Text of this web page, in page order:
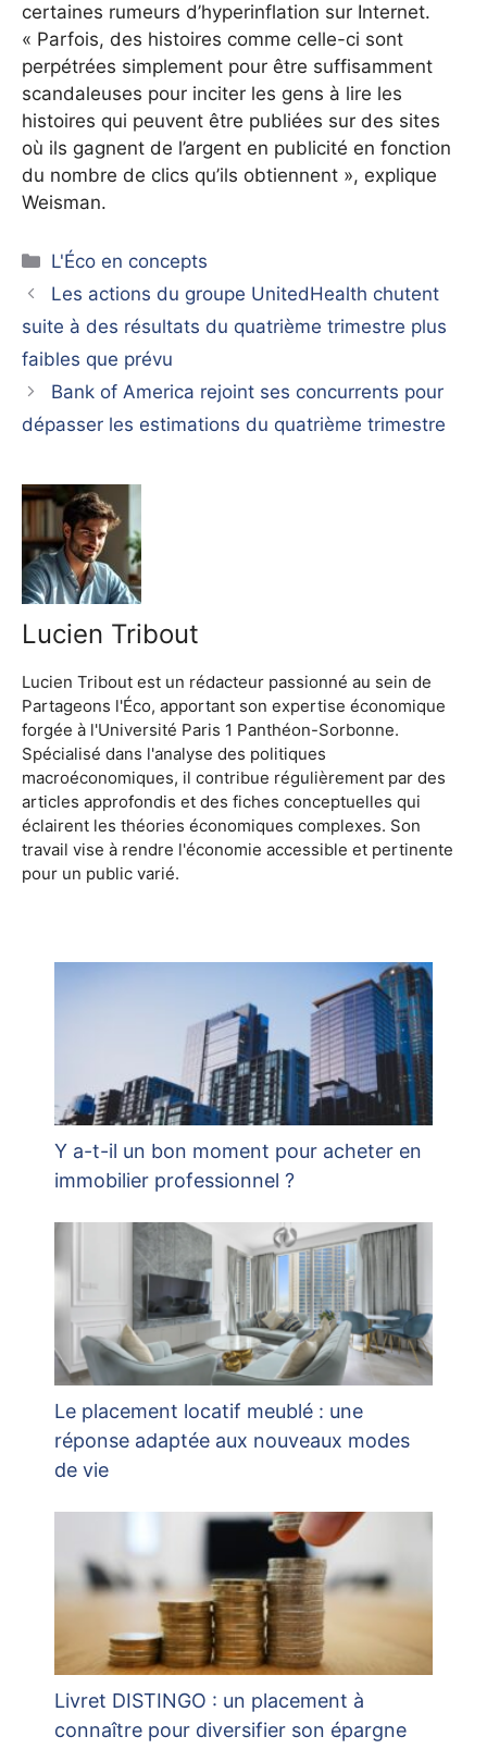
certaines rumeurs d’hyperinflation sur Internet.
« Parfois, des histoires comme celle-ci sont
perpétrées simplement pour être suffisamment
scandaleuses pour inciter les gens à lire les
histoires qui peuvent être publiées sur des sites
où ils gagnent de l’argent en publicité en fonction
du nombre de clics qu’ils obtiennent », explique
Weisman.
Catégories
L'Éco en concepts
Les actions du groupe UnitedHealth chutent
suite à des résultats du quatrième trimestre plus
faibles que prévu
Bank of America rejoint ses concurrents pour
dépasser les estimations du quatrième trimestre
Lucien Tribout
Lucien Tribout est un rédacteur passionné au sein de
Partageons l'Éco, apportant son expertise économique
forgée à l'Université Paris 1 Panthéon-Sorbonne.
Spécialisé dans l'analyse des politiques
macroéconomiques, il contribue régulièrement par des
articles approfondis et des fiches conceptuelles qui
éclairent les théories économiques complexes. Son
travail vise à rendre l'économie accessible et pertinente
pour un public varié.
Y a-t-il un bon moment pour acheter en
immobilier professionnel ?
Le placement locatif meublé : une
réponse adaptée aux nouveaux modes
de vie
Livret DISTINGO : un placement à
connaître pour diversifier son épargne